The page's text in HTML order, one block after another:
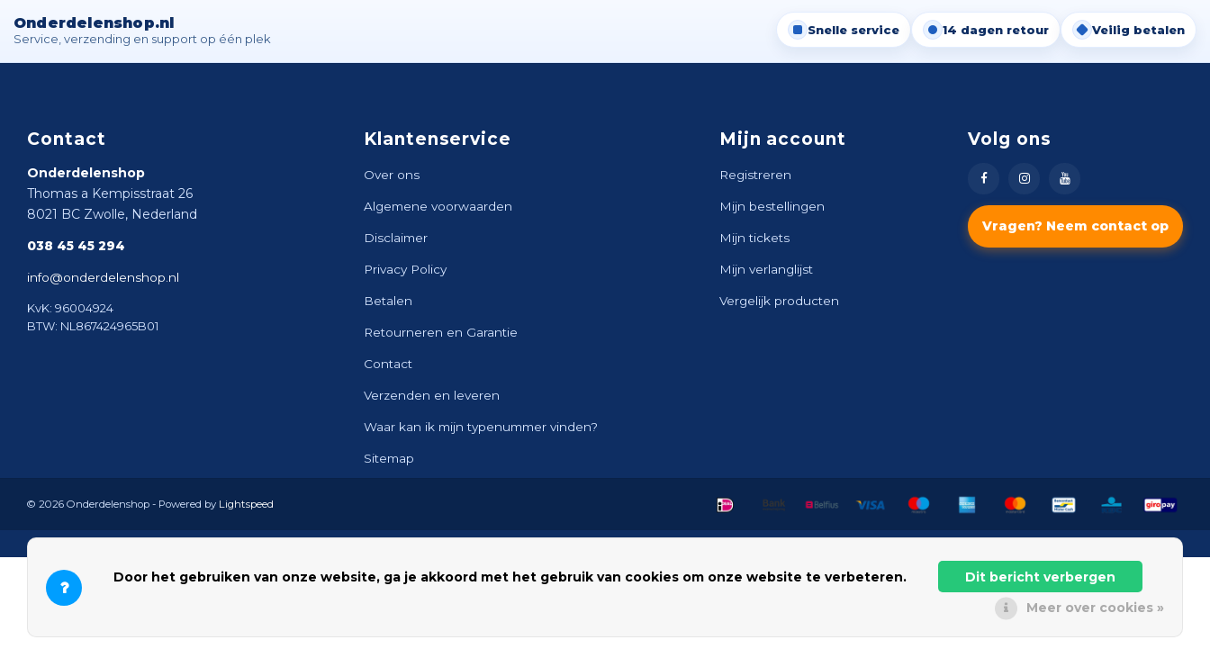
Onderdelenshop.nl
Service, verzending en support op één plek
Snelle service 14 dagen retour Veilig betalen
Contact
Onderdelenshop
Thomas a Kempisstraat 26
8021 BC Zwolle, Nederland
038 45 45 294
info@onderdelenshop.nl
KvK: 96004924
BTW: NL867424965B01
Klantenservice
Over ons
Algemene voorwaarden
Disclaimer
Privacy Policy
Betalen
Retourneren en Garantie
Contact
Verzenden en leveren
Waar kan ik mijn typenummer vinden?
Sitemap
Mijn account
Registreren
Mijn bestellingen
Mijn tickets
Mijn verlanglijst
Vergelijk producten
Volg ons
Vragen? Neem contact op
© 2026 Onderdelenshop - Powered by Lightspeed
Door het gebruiken van onze website, ga je akkoord met het gebruik van cookies om onze website te verbeteren.
Dit bericht verbergen
Meer over cookies »